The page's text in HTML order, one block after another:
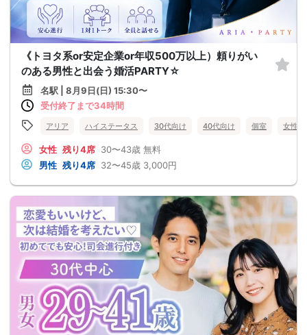
《トヨタ系or安定企業or年収500万以上）頼りがい
のある男性と出会う婚活PARTY☆
名駅 | 8月9日(日) 15:30〜
受付終了まで34時間
アリア ハイステータス 30代向け 40代向け 個室 女性
女性 残り4席 30〜43歳 無料
男性 残り4席 32〜45歳 3,000円